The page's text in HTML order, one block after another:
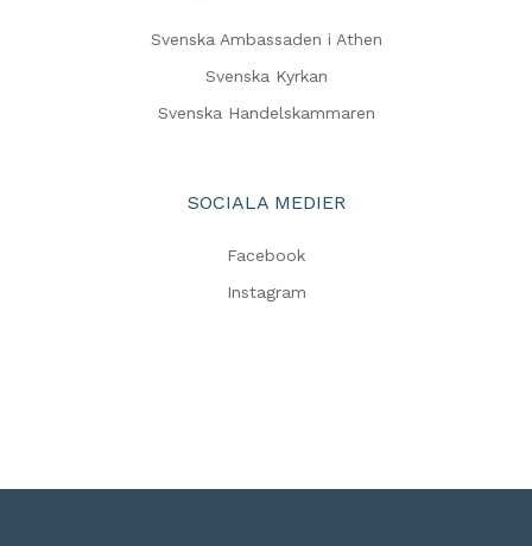
Svenska Ambassaden i Athen
Svenska Kyrkan
Svenska Handelskammaren
SOCIALA MEDIER
Facebook
Instagram